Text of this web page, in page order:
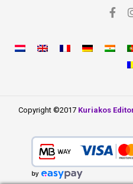
Copyright ©2017 Kuriakos